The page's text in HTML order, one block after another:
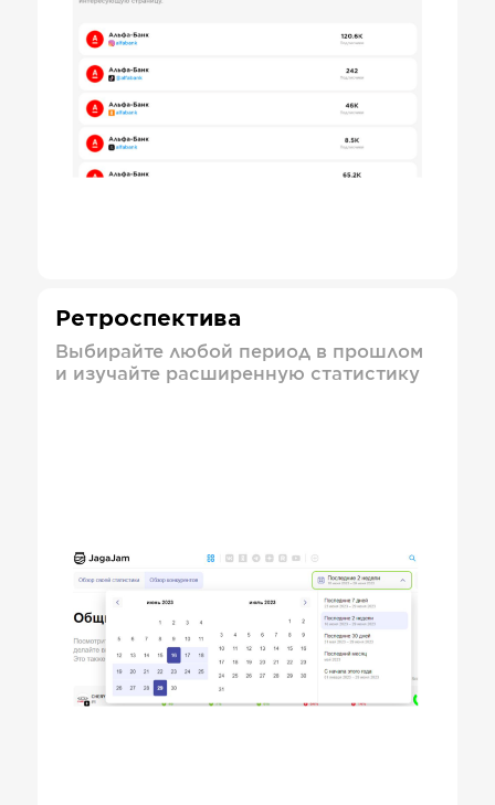
Ретроспектива
Выбирайте любой период в прошлом
и изучайте расширенную статистику